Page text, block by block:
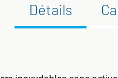
Détails